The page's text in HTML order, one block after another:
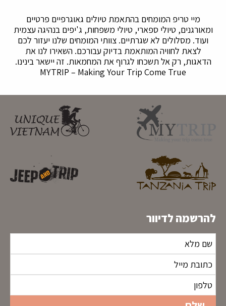
מיי טריפ המומחים בהתאמת טיולים גאוגרפיים פרטיים
ומאורגנים, טיולי ספארי, טיולי משפחות, ג'יפים בנהיגה עצמית
ועוד. מסלולים לא שגרתיים. צוותי המומחים שלנו יעזור לכם
לצאת לחוויה המותאמת בדיוק עבורכם. השאירו לנו את
הדאגות, רק אל תשכחו לגרוף את המחמאות. זה יישאר בינינו.
MYTRIP – Making Your Trip Come True
להרשמה לדיוור